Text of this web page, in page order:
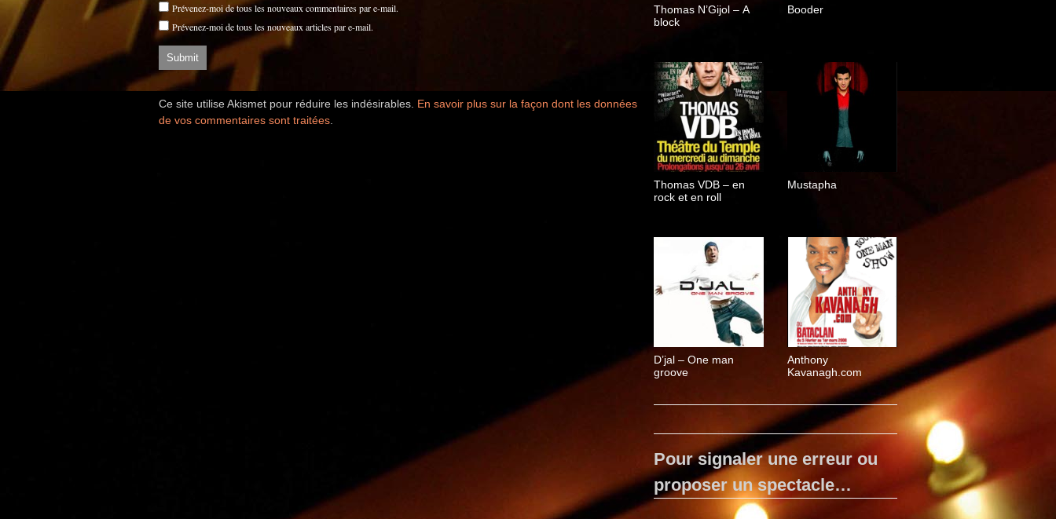
Prévenez-moi de tous les nouveaux commentaires par e-mail.
Prévenez-moi de tous les nouveaux articles par e-mail.
Ce site utilise Akismet pour réduire les indésirables. En savoir plus sur la façon dont les données
de vos commentaires sont traitées
Thomas N’Gijol – A
block
Booder
Thomas VDB – en
rock et en roll
Mustapha
D’jal – One man
groove
Anthony
Kavanagh.com
Pour signaler une erreur ou
proposer un spectacle…